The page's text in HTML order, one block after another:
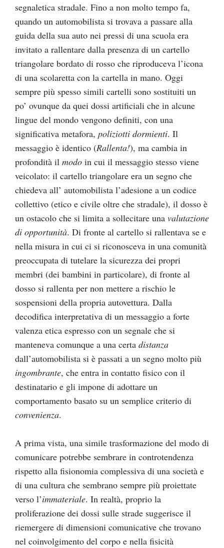
segnaletica stradale. Fino a non molto tempo fa,
quando un automobilista si trovava a passare alla
guida della sua auto nei pressi di una scuola era
invitato a rallentare dalla presenza di un cartello
triangolare bordato di rosso che riproduceva l’icona
di una scolaretta con la cartella in mano. Oggi
sempre più spesso simili cartelli sono sostituiti un
po’ ovunque da quei dossi artificiali che in alcune
lingue del mondo vengono definiti, con una
significativa metafora, poliziotti dormienti. Il
messaggio è identico (Rallenta!), ma cambia in
profondità il modo in cui il messaggio stesso viene
veicolato: il cartello triangolare era un segno che
chiedeva all’ automobilista l’adesione a un codice
collettivo (etico e civile oltre che stradale), il dosso è
un ostacolo che si limita a sollecitare una valutazione
di opportunità. Di fronte al cartello si rallentava se e
nella misura in cui ci si riconosceva in una comunità
preoccupata di tutelare la sicurezza dei propri
membri (dei bambini in particolare), di fronte al
dosso si rallenta per non mettere a rischio le
sospensioni della propria autovettura. Dalla
decodifica interpretativa di un messaggio a forte
valenza etica espresso con un segnale che si
manteneva comunque a una certa distanza
dall’automobilista si è passati a un segno molto più
ingombrante, che entra in contatto fisico con il
destinatario e gli impone di adottare un
comportamento basato su un semplice criterio di
convenienza.
A prima vista, una simile trasformazione del modo di
comunicare potrebbe sembrare in controtendenza
rispetto alla fisionomia complessiva di una società e
di una cultura che sembrano sempre più proiettate
verso l’immateriale. In realtà, proprio la
proliferazione dei dossi sulle strade suggerisce il
riemergere di dimensioni comunicative che trovano
nel coinvolgimento del corpo e nella fisicità